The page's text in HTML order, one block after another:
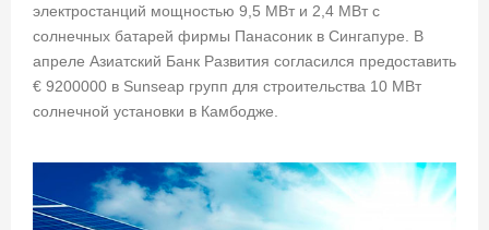
электростанций мощностью 9,5 МВт и 2,4 МВт с
солнечных батарей фирмы Панасоник в Сингапуре. В
апреле Азиатский Банк Развития согласился предоставить
€ 9200000 в Sunseap групп для строительства 10 МВт
солнечной установки в Камбодже.